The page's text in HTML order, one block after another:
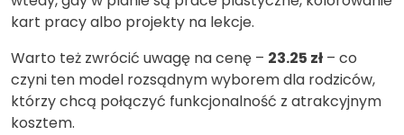
kart pracy albo projekty na lekcje.
Warto też zwrócić uwagę na cenę – 23.25 zł – co
czyni ten model rozsądnym wyborem dla rodziców,
którzy chcą połączyć funkcjonalność z atrakcyjnym
kosztem.